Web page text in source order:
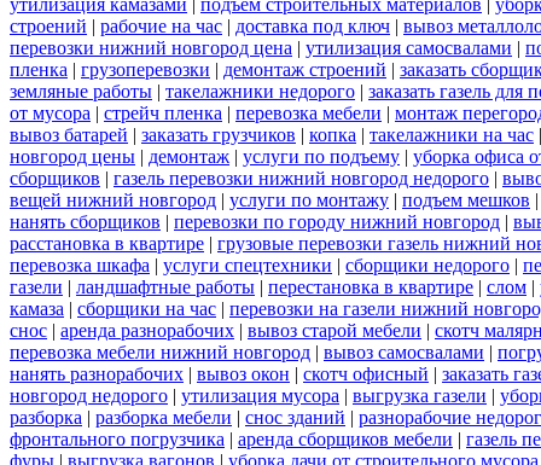
утилизация камазами | подъем строительных материалов |
строений | рабочие на час | доставка под ключ | вывоз
перевозки нижний новгород цена | утилизация самосвалами |
пленка | грузоперевозки | демонтаж строений | заказать
земляные работы | такелажники недорого | заказать газель
от мусора | стрейч пленка | перевозка мебели | монтаж
вывоз батарей | заказать грузчиков | копка | такелажники на час
новгород цены | демонтаж | услуги по подъему | уборка офиса
сборщиков | газель перевозки нижний новгород недорого |
вещей нижний новгород | услуги по монтажу | подъем мешков
нанять сборщиков | перевозки по городу нижний новгород |
расстановка в квартире | грузовые перевозки газель нижний
перевозка шкафа | услуги спецтехники | сборщики недорого |
газели | ландшафтные работы | перестановка в квартире | слом |
камаза | сборщики на час | перевозки на газели нижний
снос | аренда разнорабочих | вывоз старой мебели | скотч
перевозка мебели нижний новгород | вывоз самосвалами |
нанять разнорабочих | вывоз окон | скотч офисный | заказать
новгород недорого | утилизация мусора | выгрузка газели |
разборка | разборка мебели | снос зданий | разнорабочие
фронтального погрузчика | аренда сборщиков мебели | газель
фуры | выгрузка вагонов | уборка дачи от строительного мусора